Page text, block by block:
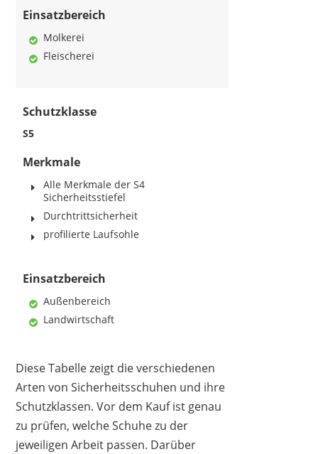
Einsatzbereich
Molkerei
Fleischerei
Schutzklasse
S5
Merkmale
Alle Merkmale der S4
Sicherheitsstiefel
Durchtrittsicherheit
profilierte Laufsohle
Einsatzbereich
Außenbereich
Landwirtschaft
Diese Tabelle zeigt die verschiedenen
Arten von Sicherheitsschuhen und ihre
Schutzklassen. Vor dem Kauf ist genau
zu prüfen, welche Schuhe zu der
jeweiligen Arbeit passen. Darüber